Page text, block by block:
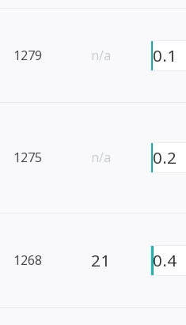
1279 n/a 0.1
1275 n/a 0.2
1268 21 0.4